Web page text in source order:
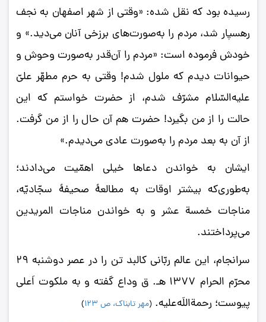
رسیده بود که نقل شده: «وقتی از شهر اصفهان به نجف
رهسپار شد، مردم را به‌صورت‌های برزخی آنان می‌دید.» و
خودش فرموده است: «مردم را آن‌قدر به‌صورت وحوش و
حیوانات دیدم که ملول شدم! وقتی به حرم مطهّر علیّ
علیه‌السّلام مشرّف شدم، از حضرت خواستم که این
حالت را از من بگیرد! حضرت هم آن حال را از من گرفت.
از آن به بعد مردم را به‌صورت عادی می‌دیدم.»
ایشان به خواندن دعاها خیلی اهمّیت می‌دادند؛
به‌طوری‌که بیشتر اوقات به مطالعۀ صحیفۀ سجّادیّه،
مناجات خمسة عشر و به خواندن مناجات المریدین
می‌پرداختند.
سرانجام، این عالم ربّانی کالبد تن را در عصر دوشنبه 29
محرّم الحرام 1377 ه‍ـ. ق وداع گفته و به ملکوت اَعلی
پیوست؛ رحمة‌اللَه‌علیه. (مهر تابناک، ص 123 )